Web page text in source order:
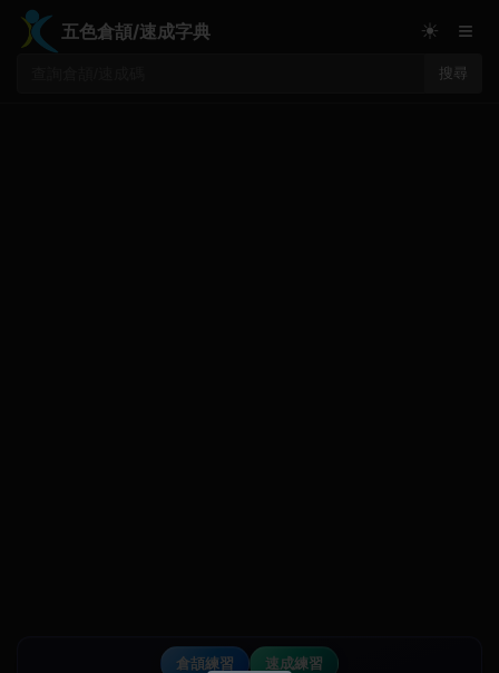
五色倉頡/速成字典
搜尋
☀ ≡
倉頡練習
速成練習